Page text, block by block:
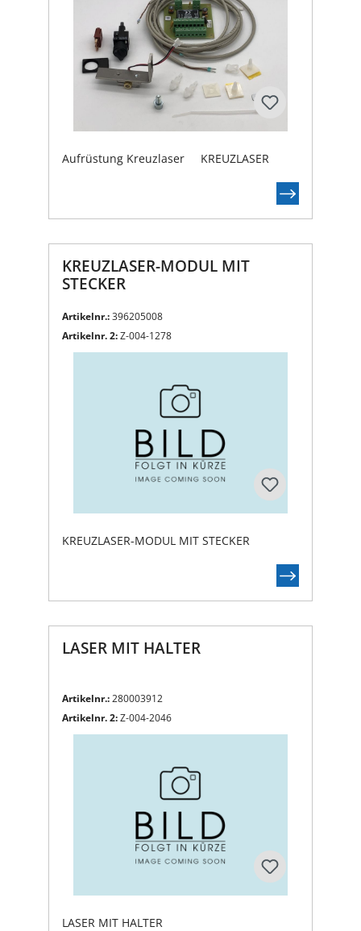
Aufrüstung Kreuzlaser KREUZLASER
KREUZLASER-MODUL MIT
STECKER
Artikelnr.:396205008
Artikelnr. 2:Z-004-1278
KREUZLASER-MODUL MIT STECKER
LASER MIT HALTER
Artikelnr.:280003912
Artikelnr. 2:Z-004-2046
LASER MIT HALTER